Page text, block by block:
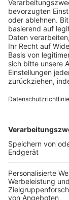
BFV-
Trainerbörse
Login SpielPlus
FOLGE DEM
TOP-